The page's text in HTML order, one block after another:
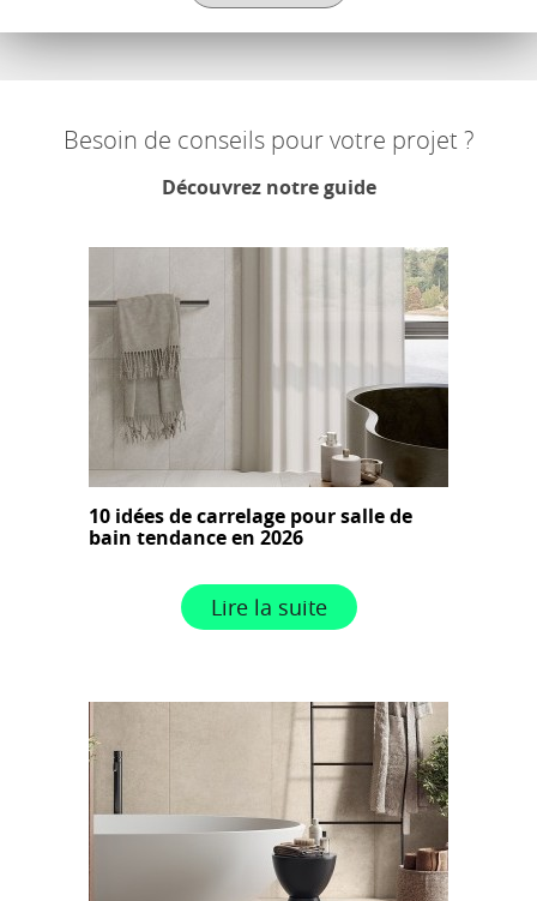
Besoin de conseils pour votre projet ?
Découvrez notre guide
10 idées de carrelage pour salle de
bain tendance en 2026
Lire la suite